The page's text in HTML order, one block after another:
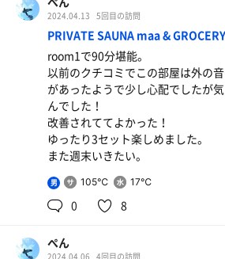
います。私は気にしませんが。
そしてLINEのポイントカード運用
け。忙しそうだったのでわざわざ声
が。
あとroom2を選んだがroom3を案
ないか尋ねると設備不良とのこと
でよかったですが何も言わずに変え
かな？と思ってしまいます。
このような所でちょっとオペレーシ
ります。接客は丁寧ですがオペレー
いないのかなと思います。色々新し
ているので負荷になっていないか
近所にお手軽価格の個室サウナがで
2024.04.13 5回目の訪問
PRIVATE SAUNA maa & GROCERY
room1で90分堪能。
以前のクチコミでこの部屋は外の
があったようで少し心配でしたが
んでした！
改善されててよかった！
ゆったり3セット楽しめました。
また週末いきたい。
男 105℃ 17℃
0 8
ぺん
2024.04.06 4回目の訪問